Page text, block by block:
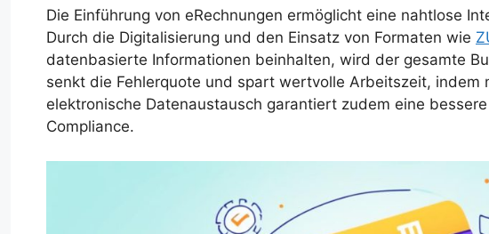
Die Einführung von eRechnungen ermöglicht eine nahtlose
Durch die Digitalisierung und den Einsatz von Formaten wie
datenbasierte Informationen beinhalten, wird der gesamte
senkt die Fehlerquote und spart wertvolle Arbeitszeit, indem
elektronische Datenaustausch garantiert zudem eine
Compliance.